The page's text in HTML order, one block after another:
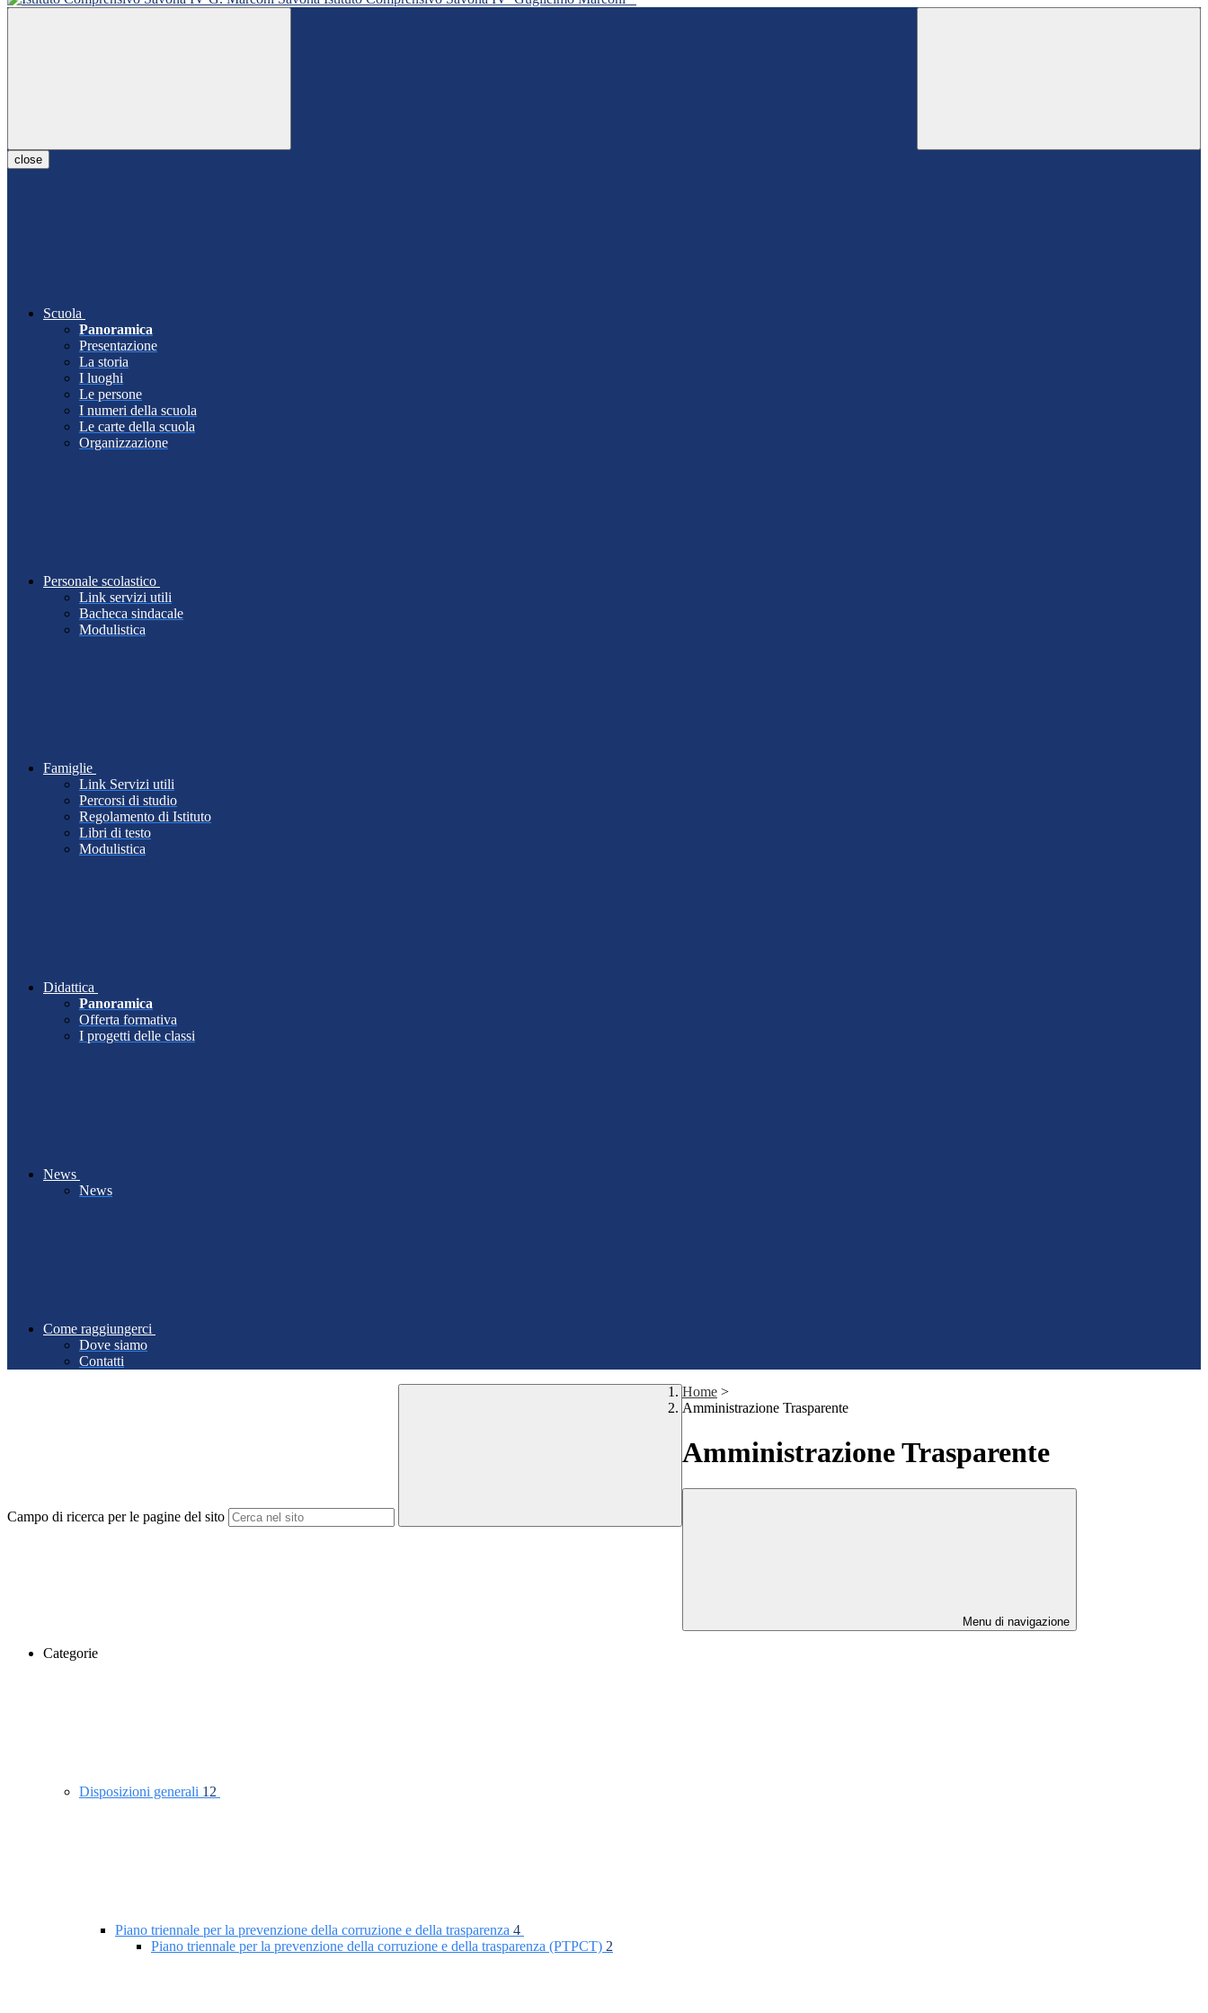
close
Scuola
Panoramica
Presentazione
La storia
I luoghi
Le persone
I numeri della scuola
Le carte della scuola
Organizzazione
Personale scolastico
Link servizi utili
Bacheca sindacale
Modulistica
Famiglie
Link Servizi utili
Percorsi di studio
Regolamento di Istituto
Libri di testo
Modulistica
Didattica
Panoramica
Offerta formativa
I progetti delle classi
News
News
Come raggiungerci
Dove siamo
Contatti
Campo di ricerca per le pagine del sito
Home >
Amministrazione Trasparente
Amministrazione Trasparente
Menu di navigazione
Categorie
Disposizioni generali 12
Piano triennale per la prevenzione della corruzione e della trasparenza 4
Piano triennale per la prevenzione della corruzione e della trasparenza (PTPCT) 2